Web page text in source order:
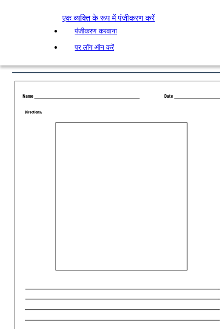
एक व्यक्ति के रूप में पंजीकरण करें
पंजीकरण करवाना
पर लॉग ऑन करें